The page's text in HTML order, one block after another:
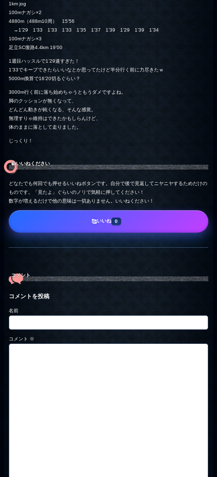
1km jog
100mナガシ×2
4880m（488m10周） 15’56
→1’29 1’33 1’33 1’33 1’35 1’37 1’39 1’29 1’39 1’34
100mナガシ×3
足立SC復路4.4km 19’00
1週目ハッスルで1’29速すぎた！
1’33でキープできたらいいなとか思ってたけど半分行く前に力尽きたｗ
5000m換算で16’20切るぐらい？
3000m行く前に落ち始めちゃうともうダメですよね。
脚のクッションが無くなって、
どんどん動きが鈍くなる、そんな感覚。
無理すりゃ維持はできたかもしらんけど、
体のままに落として走りました。
じっくり！
👍️いいねください
どなたでも何回でも押せるいいねボタンです。自分で後で見返してニヤニヤするためだけの
ものです。「見たよ」ぐらいのノリで気軽に押してください！
数字が増えるだけで他の意味は一切ありません。いいねください！
🥰いいね 0
コメント
コメントを投稿
名前
コメント ※